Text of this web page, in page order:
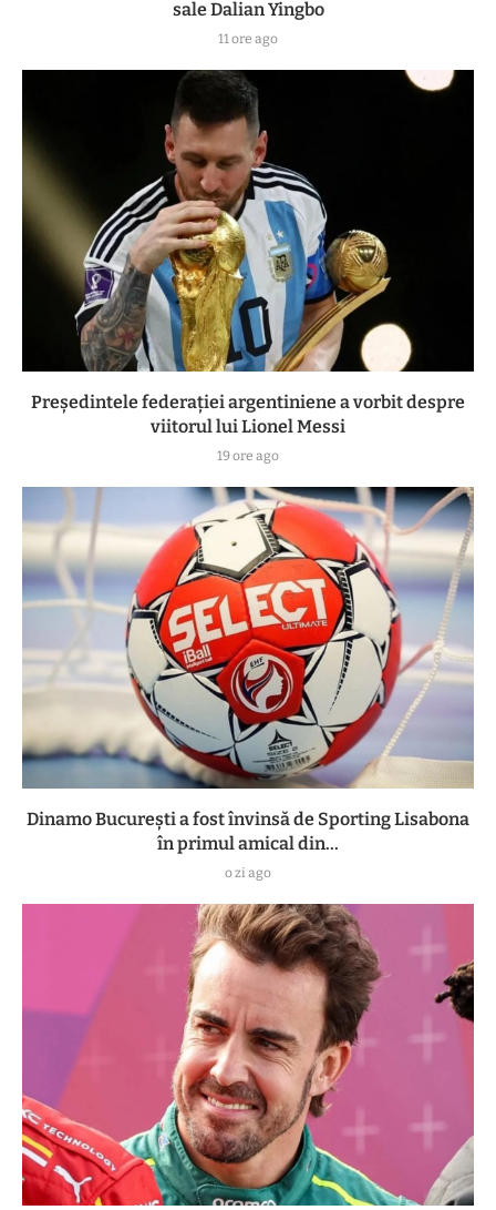
sale Dalian Yingbo
11 ore ago
Președintele federației argentiniene a vorbit despre
viitorul lui Lionel Messi
19 ore ago
Dinamo București a fost învinsă de Sporting Lisabona
în primul amical din...
o zi ago